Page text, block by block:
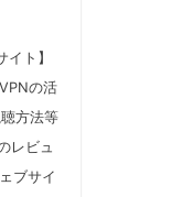
ト】
の活
方法等
レビュ
ブサイ